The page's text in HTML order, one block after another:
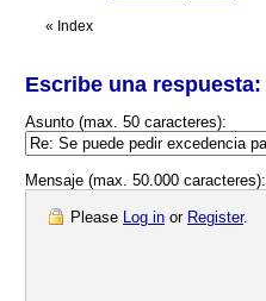
« Index
Escribe una respuesta:
Asunto (max. 50 caracteres):
Mensaje (max. 50.000 caracteres):
Please Log in or Register.